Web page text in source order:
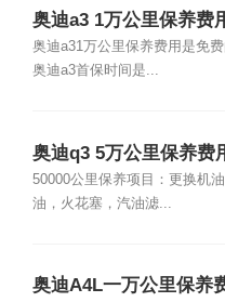
奥迪a3 1万公里保养费
万公里保养项目
奥迪a31万公里保养费用是免
奥迪a3首保时间是...
奥迪q3 5万公里保养费
000公里保养项目
50000公里保养项目：更换机
油，火花塞，汽油滤...
奥迪A4L一万公里保养